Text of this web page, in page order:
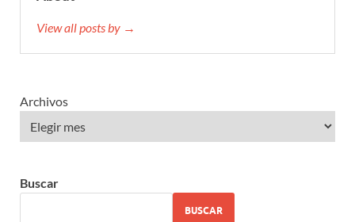
View all posts by →
Archivos
Buscar
BUSCAR